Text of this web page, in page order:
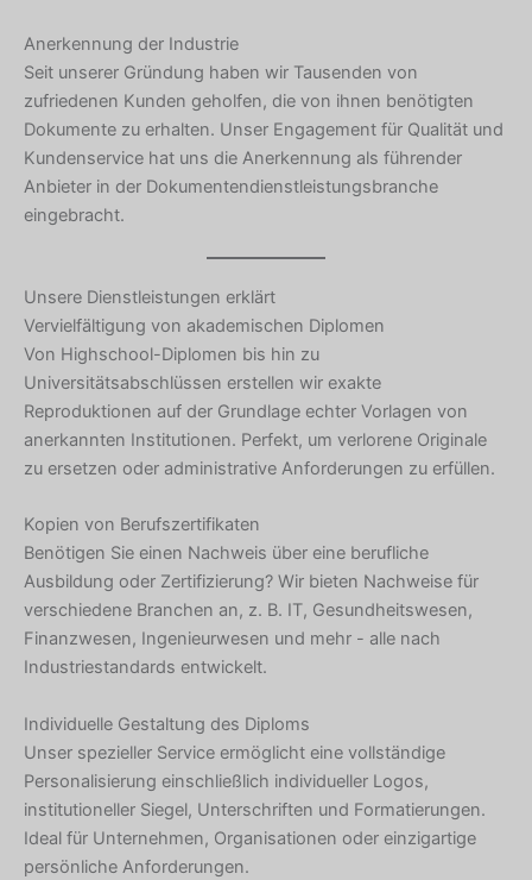
Anerkennung der Industrie
Seit unserer Gründung haben wir Tausenden von
zufriedenen Kunden geholfen, die von ihnen benötigten
Dokumente zu erhalten. Unser Engagement für Qualität und
Kundenservice hat uns die Anerkennung als führender
Anbieter in der Dokumentendienstleistungsbranche
eingebracht.
Unsere Dienstleistungen erklärt
Vervielfältigung von akademischen Diplomen
Von Highschool-Diplomen bis hin zu
Universitätsabschlüssen erstellen wir exakte
Reproduktionen auf der Grundlage echter Vorlagen von
anerkannten Institutionen. Perfekt, um verlorene Originale
zu ersetzen oder administrative Anforderungen zu erfüllen.
Kopien von Berufszertifikaten
Benötigen Sie einen Nachweis über eine berufliche
Ausbildung oder Zertifizierung? Wir bieten Nachweise für
verschiedene Branchen an, z. B. IT, Gesundheitswesen,
Finanzwesen, Ingenieurwesen und mehr - alle nach
Industriestandards entwickelt.
Individuelle Gestaltung des Diploms
Unser spezieller Service ermöglicht eine vollständige
Personalisierung einschließlich individueller Logos,
institutioneller Siegel, Unterschriften und Formatierungen.
Ideal für Unternehmen, Organisationen oder einzigartige
persönliche Anforderungen.